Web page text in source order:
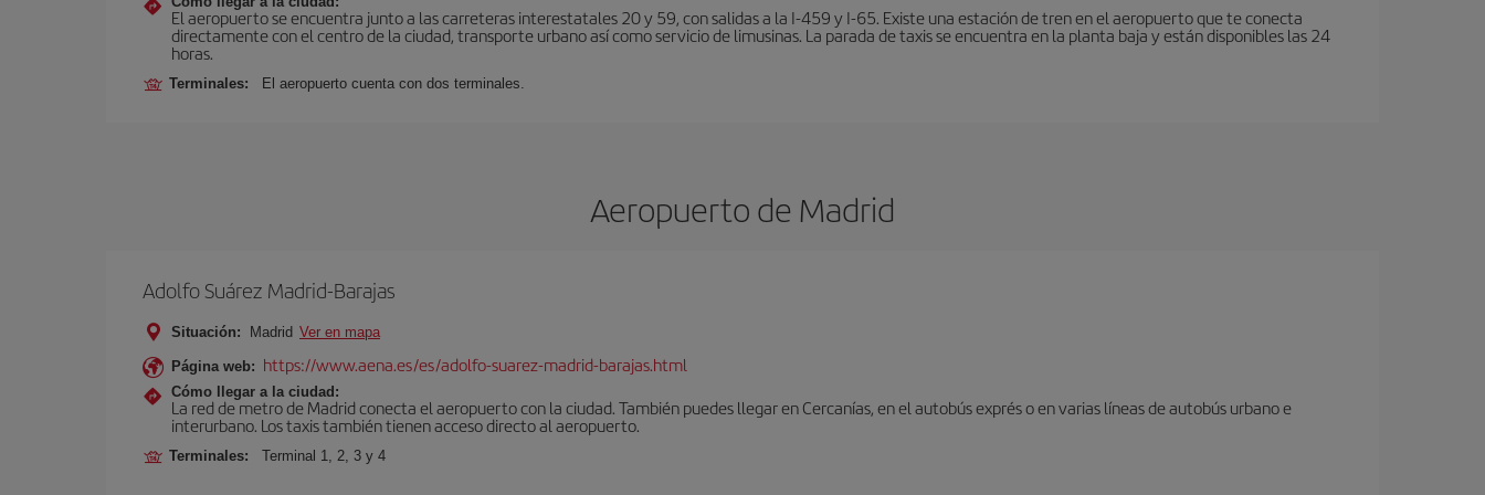
El aeropuerto se encuentra junto a las carreteras interestatales 20 y 59, con salidas a la I-459 y I-65. Existe una estación de tren en el aeropuerto que te conecta
directamente con el centro de la ciudad, transporte urbano así como servicio de limusinas. La parada de taxis se encuentra en la planta baja y están disponibles las 24
horas.
Terminales: El aeropuerto cuenta con dos terminales.
Aeropuerto de Madrid
Adolfo Suárez Madrid-Barajas
Situación: Madrid Ver en mapa
Página web: https://www.aena.es/es/adolfo-suarez-madrid-barajas.html
Cómo llegar a la ciudad:
La red de metro de Madrid conecta el aeropuerto con la ciudad. También puedes llegar en Cercanías, en el autobús exprés o en varias líneas de autobús urbano e
interurbano. Los taxis también tienen acceso directo al aeropuerto.
Terminales: Terminal 1, 2, 3 y 4